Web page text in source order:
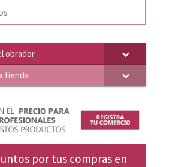
obrador
tienda
por tus compras en